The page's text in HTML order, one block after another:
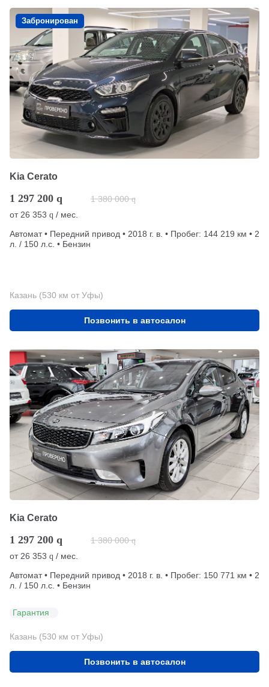
Забронирован
Kia Cerato
1 297 200 q 1 380 000 q
от 26 353 q / мес.
Автомат • Передний привод • 2018 г. в. • Пробег: 144 219 км • 2
л. / 150 л.с. • Бензин
Казань (530 км от Уфы)
Позвонить в автосалон
Kia Cerato
1 297 200 q 1 380 000 q
от 26 353 q / мес.
Автомат • Передний привод • 2018 г. в. • Пробег: 150 771 км • 2
л. / 150 л.с. • Бензин
Гарантия
Казань (530 км от Уфы)
Позвонить в автосалон